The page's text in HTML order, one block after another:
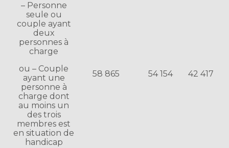
– Personne
seule ou
couple ayant
deux
personnes à
charge
ou – Couple
ayant une
personne à
charge dont
au moins un
des trois
membres est
en situation de
handicap
58 865 54 154 42 417